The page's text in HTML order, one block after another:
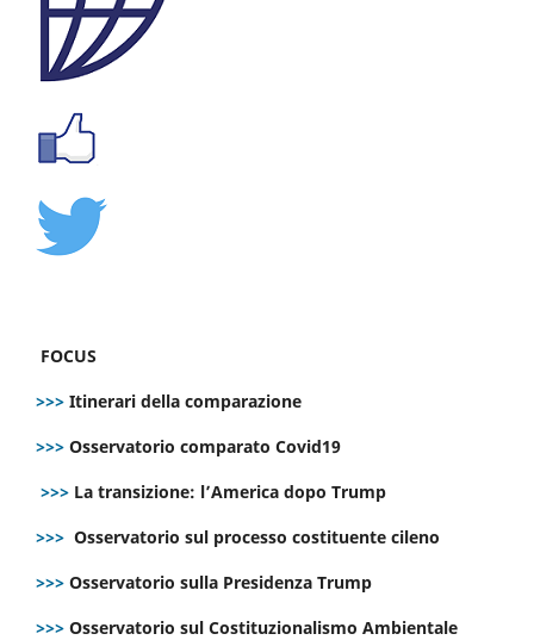
FOCUS
>>> Itinerari della comparazione
>>> Osservatorio comparato Covid19
>>> La transizione: l’America dopo Trump
>>> Osservatorio sul processo costituente cileno
>>> Osservatorio sulla Presidenza Trump
>>> Osservatorio sul Costituzionalismo Ambientale